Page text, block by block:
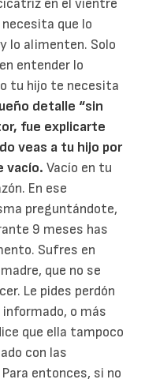
en el vientre
necesita que lo
lo alimenten. Solo
entender lo
tu hijo te necesita
detalle “sin
fue explicarte
veas a tu hijo por
vacío. Vacío en tu
En ese
preguntándote,
9 meses has
Sufres en
que no se
Le pides perdón
o más
que ella tampoco
con las
entonces, si no